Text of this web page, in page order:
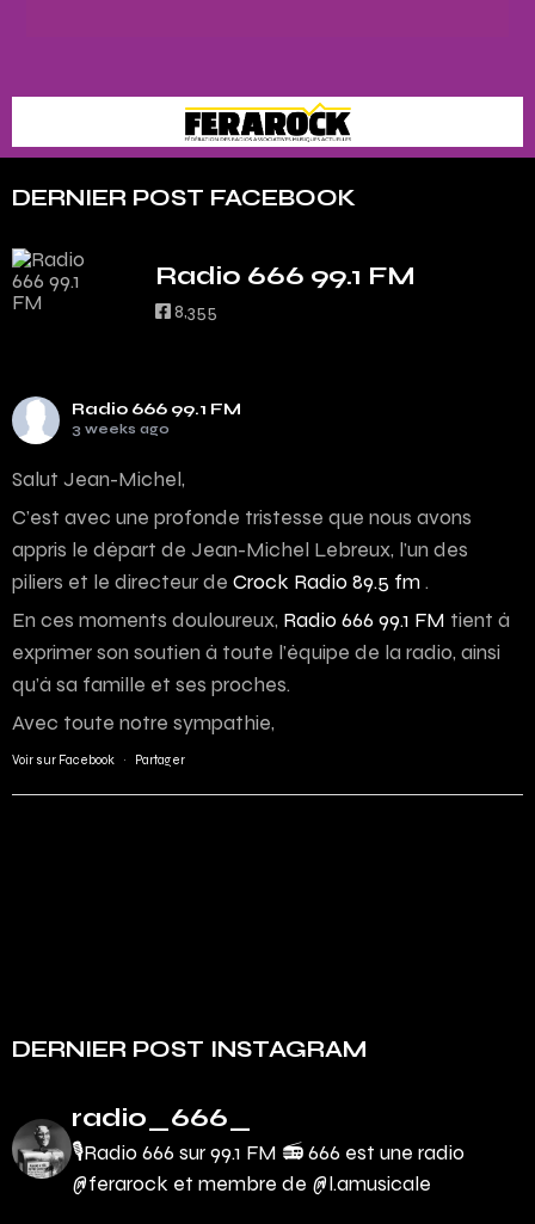
DERNIER POST FACEBOOK
Radio 666 99.1 FM
8,355
Radio 666 99.1 FM
3 weeks ago
Salut Jean-Michel,
C’est avec une profonde tristesse que nous avons
appris le départ de Jean-Michel Lebreux, l’un des
piliers et le directeur de Crock Radio 89.5 fm.
En ces moments douloureux, Radio 666 99.1 FM tient à
exprimer son soutien à toute l’équipe de la radio, ainsi
qu’à sa famille et ses proches.
Avec toute notre sympathie,
Voir sur Facebook · Partager
DERNIER POST INSTAGRAM
radio_666_
🎙Radio 666 sur 99.1 FM 📻666 est une radio
@ferarock et membre de @l.amusicale